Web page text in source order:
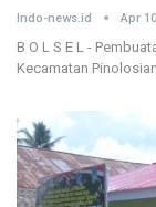
Indo-news.id Apr
B O L S E L -
Kecamatan